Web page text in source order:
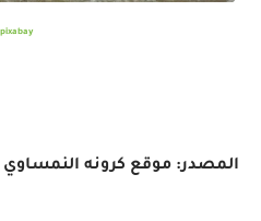
pixabay
المصدر: موقع كرونه النمساوي